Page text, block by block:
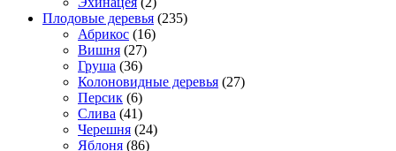
Плодовые деревья (235)
Абрикос (16)
Вишня (27)
Груша (36)
Колоновидные деревья (27)
Персик (6)
Слива (41)
Черешня (24)
Яблоня (86)